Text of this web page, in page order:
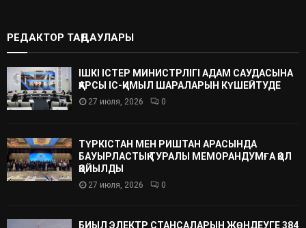
РЕДАКТОР ТАҢДАУЛАРЫ
ІШКІ ІСТЕР МИНИСТРЛІГІ АДАМ САУДАСЫНА
ҚАРСЫ ІС-ҚИМЫЛ ШАРАЛАРЫН КҮШЕЙТУДЕ
27 июля, 2026 0
ТҮРКІСТАН МЕН РИШТАН АРАСЫНДА
БАУЫРЛАСТЫҚ ТУРАЛЫ МЕМОРАНДУМҒА ҚОЛ
ҚОЙЫЛДЫ
27 июля, 2026 0
БИЫЛ ЭЛЕКТР СТАНСАЛАРЫН ЖӨНДЕУГЕ 384